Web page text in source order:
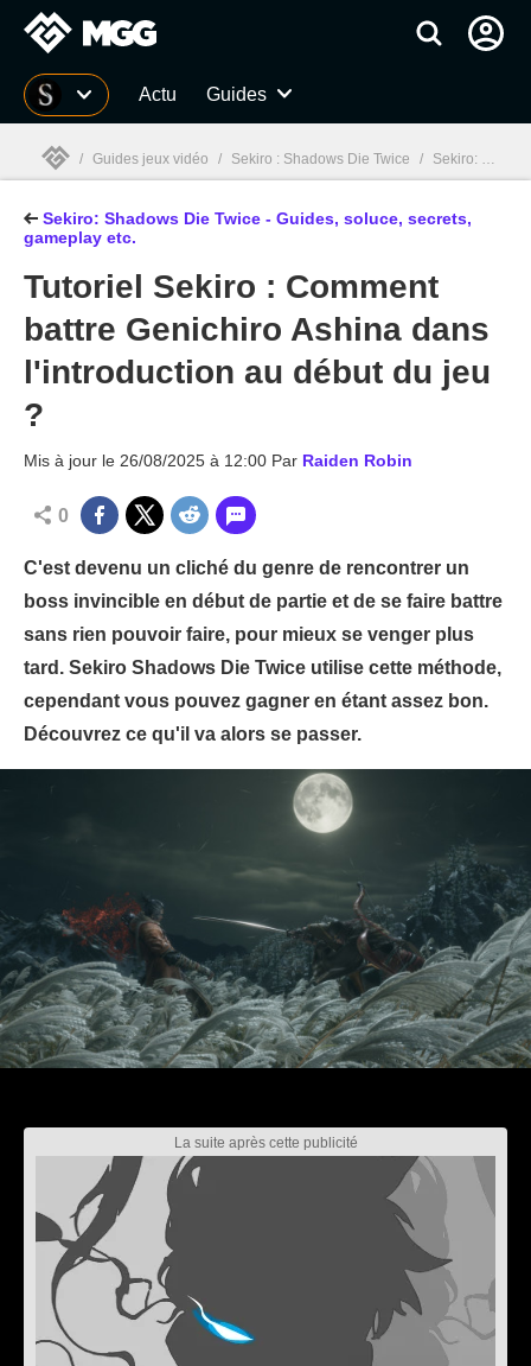
MGG Actu Guides
MGG
/ Guides jeux vidéo / Sekiro : Shadows Die Twice / Sekiro: Shadows Die Twice - Guide, boss, soluce complète, secrets
Sekiro: Shadows Die Twice - Guides, soluce, secrets,
gameplay etc.
Tutoriel Sekiro : Comment
battre Genichiro Ashina dans
l'introduction au début du jeu
?
Mis à jour le 26/08/2025 à 12:00 Par Raiden Robin
0
C'est devenu un cliché du genre de rencontrer un
boss invincible en début de partie et de se faire battre
sans rien pouvoir faire, pour mieux se venger plus
tard. Sekiro Shadows Die Twice utilise cette méthode,
cependant vous pouvez gagner en étant assez bon.
Découvrez ce qu'il va alors se passer.